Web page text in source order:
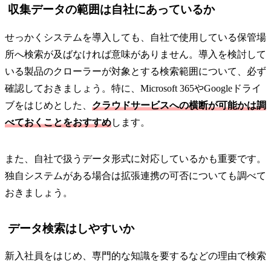
収集データの範囲は自社にあっているか
せっかくシステムを導入しても、自社で使用している保管場
所へ検索が及ばなければ意味がありません。導入を検討して
いる製品のクローラーが対象とする検索範囲について、必ず
確認しておきましょう。特に、Microsoft 365やGoogleドライ
ブをはじめとした、 クラウドサービスへの横断が可能かは調
べておくことをおすすめします。
また、自社で扱うデータ形式に対応しているかも重要です。
独自システムがある場合は拡張連携の可否についても調べて
おきましょう。
データ検索はしやすいか
新入社員をはじめ、専門的な知識を要するなどの理由で検索